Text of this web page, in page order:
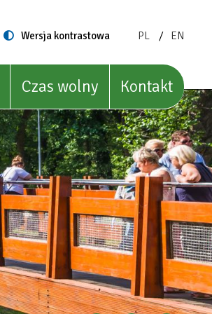
Switch
Wersja kontrastowa
ZMIEŃ
POLISH
PL
ZMIEŃ
ENGLISH
EN
Czas wolny Kontakt